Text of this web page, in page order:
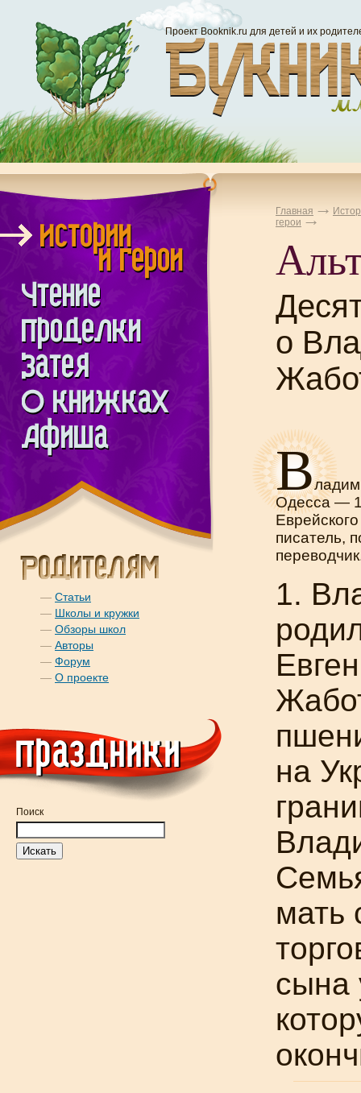
Проект Booknik.ru для детей и их
— Статьи
— Школы и кружки
— Обзоры школ
— Авторы
— Форум
— О проекте
Поиск
Главная
герои
о
В
Одесса —
писатель,
1.
на
мать
сына